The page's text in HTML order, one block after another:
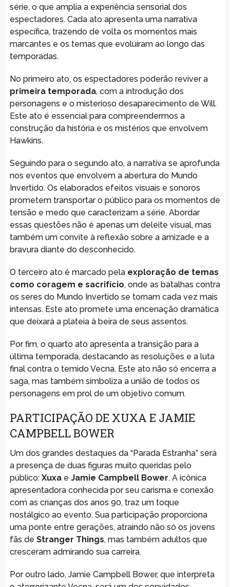
série, o que amplia a experiência sensorial dos
espectadores. Cada ato apresenta uma narrativa
específica, trazendo de volta os momentos mais
marcantes e os temas que evoluíram ao longo das
temporadas.
No primeiro ato, os espectadores poderão reviver a
primeira temporada, com a introdução dos
personagens e o misterioso desaparecimento de Will.
Este ato é essencial para compreendermos a
construção da história e os mistérios que envolvem
Hawkins.
Seguindo para o segundo ato, a narrativa se aprofunda
nos eventos que envolvem a abertura do Mundo
Invertido. Os elaborados efeitos visuais e sonoros
prometem transportar o público para os momentos de
tensão e medo que caracterizam a série. Abordar
essas questões não é apenas um deleite visual, mas
também um convite à reflexão sobre a amizade e a
bravura diante do desconhecido.
O terceiro ato é marcado pela exploração de temas
como coragem e sacrifício, onde as batalhas contra
os seres do Mundo Invertido se tornam cada vez mais
intensas. Este ato promete uma encenação dramática
que deixará a plateia à beira de seus assentos.
Por fim, o quarto ato apresenta a transição para a
última temporada, destacando as resoluções e a luta
final contra o temido Vecna. Este ato não só encerra a
saga, mas também simboliza a união de todos os
personagens em prol de um objetivo comum.
PARTICIPAÇÃO DE XUXA E JAMIE
CAMPBELL BOWER
Um dos grandes destaques da “Parada Estranha” será
a presença de duas figuras muito queridas pelo
público: Xuxae Jamie Campbell Bower. A icônica
apresentadora conhecida por seu carisma e conexão
com as crianças dos anos 90, traz um toque
nostálgico ao evento. Sua participação proporciona
uma ponte entre gerações, atraindo não só os jovens
fãs de Stranger Things, mas também adultos que
cresceram admirando sua carreira.
Por outro lado, Jamie Campbell Bower, que interpreta